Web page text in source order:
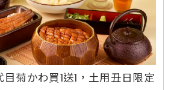
菊かわ買1送1，土用丑日限定